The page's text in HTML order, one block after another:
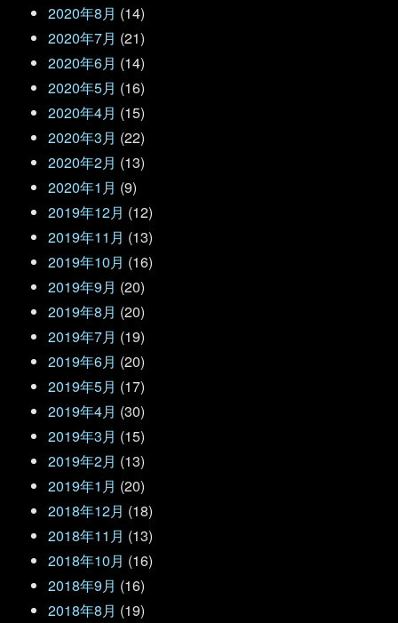
2020年8月 (14)
2020年7月 (21)
2020年6月 (14)
2020年5月 (16)
2020年4月 (15)
2020年3月 (22)
2020年2月 (13)
2020年1月 (9)
2019年12月 (12)
2019年11月 (13)
2019年10月 (16)
2019年9月 (20)
2019年8月 (20)
2019年7月 (19)
2019年6月 (20)
2019年5月 (17)
2019年4月 (30)
2019年3月 (15)
2019年2月 (13)
2019年1月 (20)
2018年12月 (18)
2018年11月 (13)
2018年10月 (16)
2018年9月 (16)
2018年8月 (19)